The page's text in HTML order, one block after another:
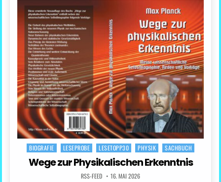
Posted
in
BIOGRAFIE LESEPROBE LESETOPP30 PHYSIK SACHBUCH
Wege zur Physikalischen Erkenntnis
RSS-FEED 16. MAI 2026